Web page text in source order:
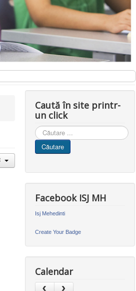
Caută în site printr-
un click
Cauta
in
site
Căutare
Facebook ISJ MH
Isj Mehedinti
Create Your Badge
Calendar